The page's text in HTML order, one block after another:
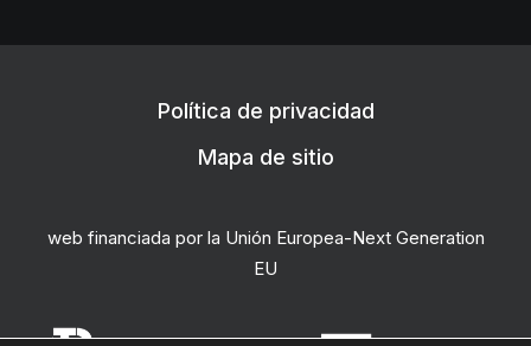
Política de privacidad
Mapa de sitio
web financiada por la Unión Europea-Next Generation
EU